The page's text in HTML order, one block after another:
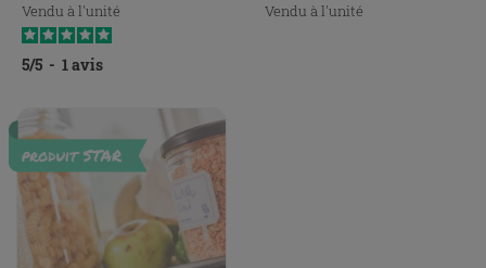
Vendu à l'unité
5/5 - 1avis
Vendu à l'unité